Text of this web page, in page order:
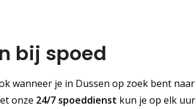
bij spoed
wanneer je in Dussen op zoek bent
onze 24/7 spoeddienst kun je op elk